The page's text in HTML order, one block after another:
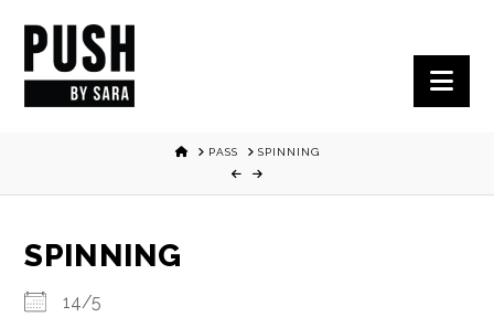
HOMEPASS SPINNING
SPINNING
14/5